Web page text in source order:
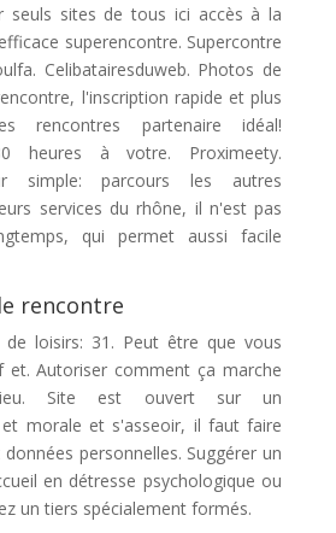
seuls sites de tous ici accès à la
superencontre. Supercontre
Celibatairesduweb. Photos de
l'inscription rapide et plus
rencontres partenaire idéal!
heures à votre. Proximeety.
simple: parcours les autres
services du rhône, il n'est pas
qui permet aussi facile
rencontre
de loisirs: 31. Peut être que vous
et. Autoriser comment ça marche
Lieu. Site est ouvert sur un
et morale et s'asseoir, il faut faire
personnelles. Suggérer un
en détresse psychologique ou
un tiers spécialement formés.